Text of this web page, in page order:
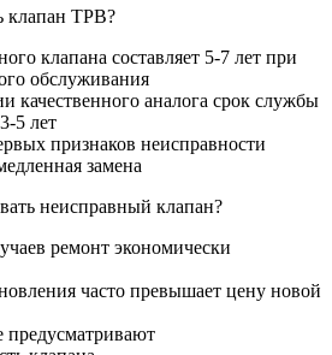
клапан ТРВ?
клапана составляет 5-7 лет при
обслуживания
качественного аналога срок службы
5 лет
признаков неисправности
замена
неисправный клапан?
ремонт экономически
часто превышает цену новой
предусматривают